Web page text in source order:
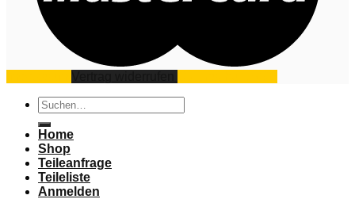
Suchen
nach:
Home
Shop
Teileanfrage
Teileliste
Anmelden